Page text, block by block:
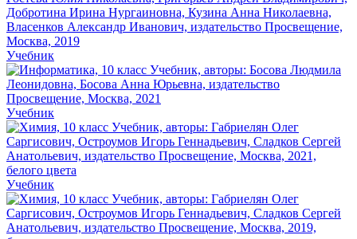
Учебник
Учебник
Учебник